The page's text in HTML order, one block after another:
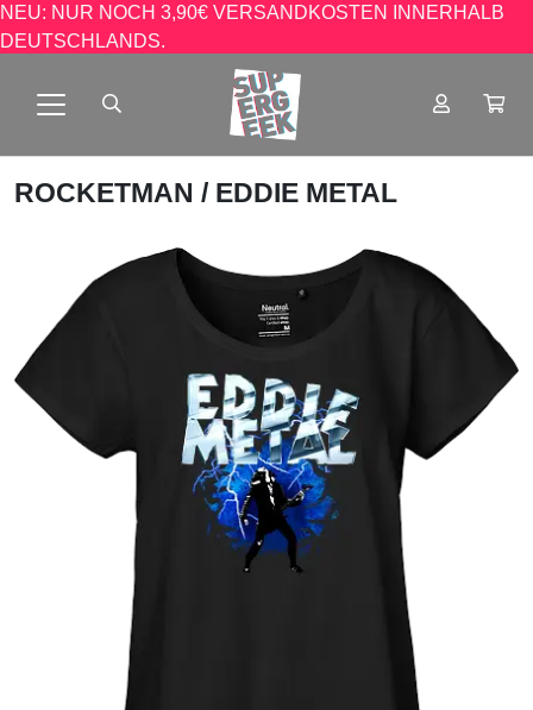
NEU: NUR NOCH 3,90€ VERSANDKOSTEN INNERHALB
DEUTSCHLANDS.
ROCKETMAN / EDDIE METAL